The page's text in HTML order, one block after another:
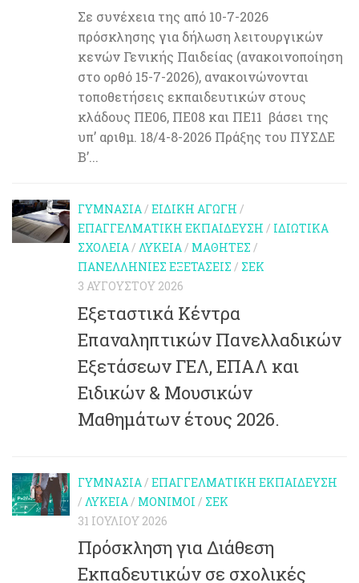
Σε συνέχεια της από 10-7-2026
πρόσκλησης για δήλωση λειτουργικών
κενών Γενικής Παιδείας (ανακοινοποίηση
στο ορθό 15-7-2026), ανακοινώνονται
τοποθετήσεις εκπαιδευτικών στους
κλάδους ΠΕ06, ΠΕ08 και ΠΕ11 βάσει της
υπ’ αριθμ. 18/4-8-2026 Πράξης του ΠΥΣΔΕ
Β’...
ΓΥΜΝΆΣΙΑ/ ΕΙΔΙΚΉ ΑΓΩΓΉ /
ΕΠΑΓΓΕΛΜΑΤΙΚΉ ΕΚΠΑΊΔΕΥΣΗ / ΙΔΙΩΤΙΚΆ
ΣΧΟΛΕΊΑ/ ΛΎΚΕΙΑ/ ΜΑΘΗΤΈΣ /
ΠΑΝΕΛΛΉΝΙΕΣ ΕΞΕΤΆΣΕΙΣ / ΣΕΚ
3 ΑΥΓΟΎΣΤΟΥ 2026
Εξεταστικά Κέντρα
Επαναληπτικών Πανελλαδικών
Εξετάσεων ΓΕΛ, ΕΠΑΛ και
Ειδικών & Μουσικών
Μαθημάτων έτους 2026.
ΓΥΜΝΆΣΙΑ / ΕΠΑΓΓΕΛΜΑΤΙΚΉ ΕΚΠΑΊΔΕΥΣΗ
/ ΛΎΚΕΙΑ / ΜΌΝΙΜΟΙ / ΣΕΚ
31 ΙΟΥΛΊΟΥ 2026
Πρόσκληση για Διάθεση
Εκπαδευτικών σε σχολικές